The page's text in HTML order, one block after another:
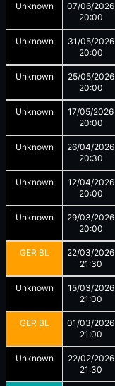
Unknown
07/06/2026
20:00
Unknown
31/05/2026
20:00
Unknown
25/05/2026
20:00
Unknown
17/05/2026
20:00
Unknown
26/04/2026
20:30
Unknown
12/04/2026
20:00
Unknown
29/03/2026
20:00
GER BL
22/03/2026
21:30
Unknown
15/03/2026
21:00
GER BL
01/03/2026
21:00
Unknown
22/02/2026
21:30